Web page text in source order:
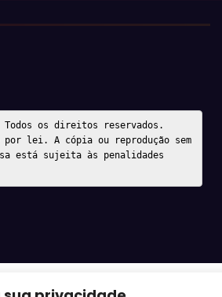
Todos os direitos reservados.
por lei. A cópia ou reprodução sem
está sujeita às penalidades